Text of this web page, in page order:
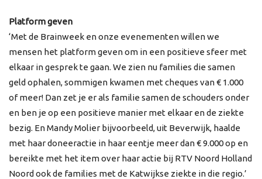
Platform geven
‘Met de Brainweek en onze evenementen willen we
mensen het platform geven om in een positieve sfeer met
elkaar in gesprek te gaan. We zien nu families die samen
geld ophalen, sommigen kwamen met cheques van € 1.000
of meer! Dan zet je er als familie samen de schouders onder
en ben je op een positieve manier met elkaar en de ziekte
bezig. En Mandy Molier bijvoorbeeld, uit Beverwijk, haalde
met haar doneeractie in haar eentje meer dan € 9.000 op en
bereikte met het item over haar actie bij RTV Noord Holland
Noord ook de families met de Katwijkse ziekte in die regio.’